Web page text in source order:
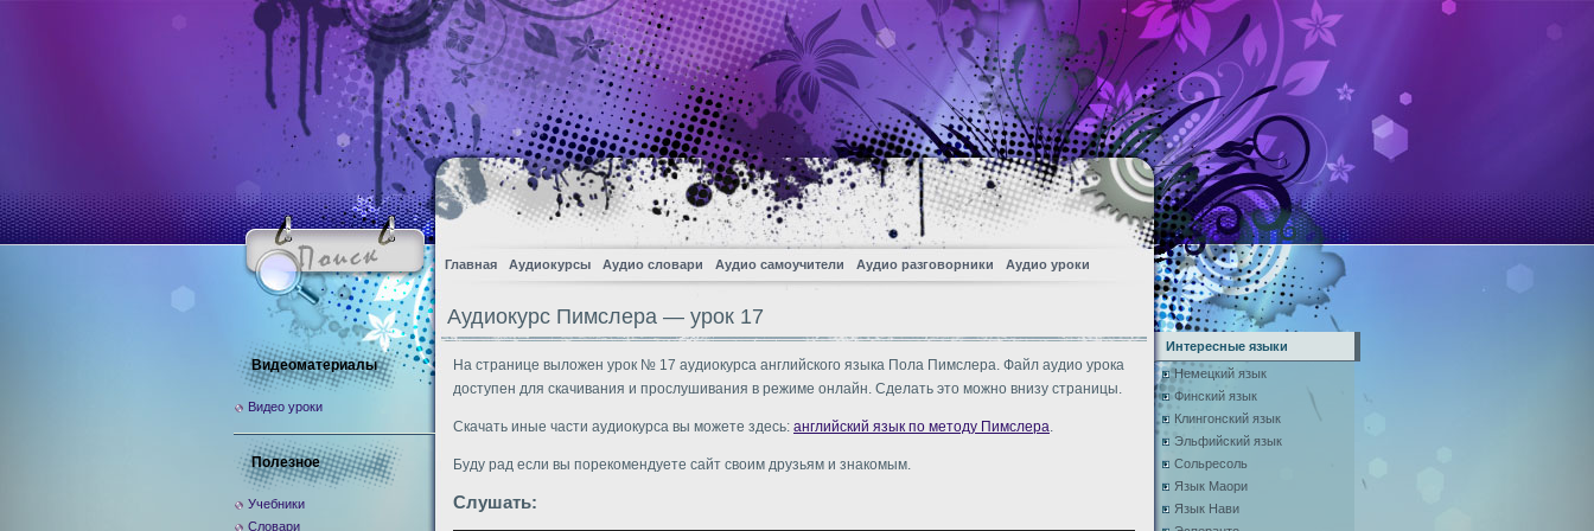
Главная Аудиокурсы Аудио словари Аудио самоучители Аудио разговорники Аудио уроки
Аудиокурс Пимслера — урок 17
На странице выложен урок № 17 аудиокурса английского языка Пола Пимслера. Файл аудио урока
доступен для скачивания и прослушивания в режиме онлайн. Сделать это можно внизу страницы.
Скачать иные части аудиокурса вы можете здесь: английский язык по методу Пимслера.
Буду рад если вы порекомендуете сайт своим друзьям и знакомым.
Слушать:
Видеоматериалы
Видео уроки
Полезное
Учебники
Словари
Интересные языки
Немецкий язык
Финский язык
Клингонский язык
Эльфийский язык
Сольресоль
Язык Маори
Язык Нави